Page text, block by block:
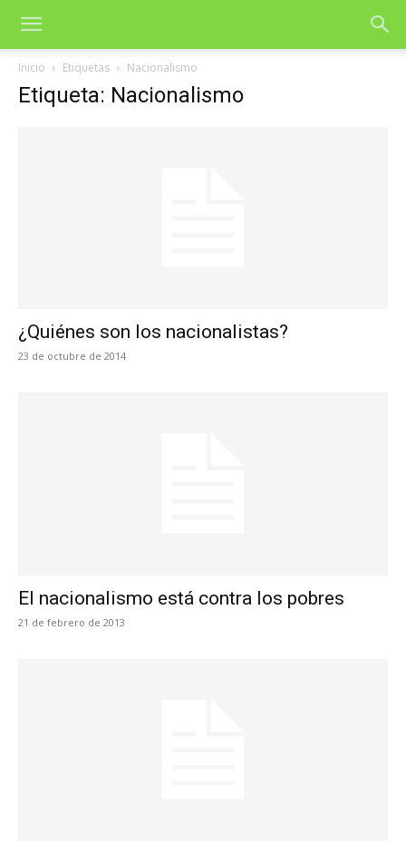
Inicio Etiquetas Nacionalismo
Etiqueta: Nacionalismo
¿Quiénes son los nacionalistas?
23 de octubre de 2014
El nacionalismo está contra los pobres
21 de febrero de 2013